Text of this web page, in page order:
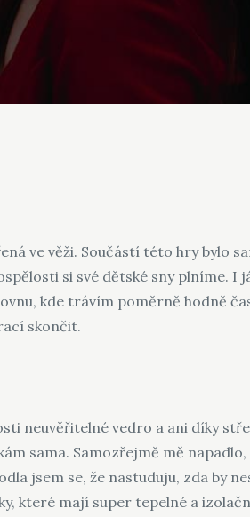
ve věži. Součástí této hry bylo
si své dětské sny plníme.
kde trávím poměrně hodně
skončit.
neuvěřitelné vedro a ani díky
sama. Samozřejmě mě
jsem se, že nastuduju, zda by
které mají super tepelné a